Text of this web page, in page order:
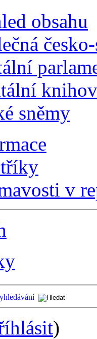
obsahu
sněmy
v
)